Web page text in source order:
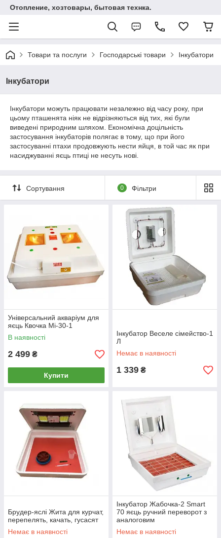
Отопление, хозтовары, бытовая технка.
Товари та послуги Господарські товари Інкубатори
Інкубатори
Інкубатори можуть працювати незалежно від часу року, при
цьому пташенята ніяк не відрізняються від тих, які були
виведені природним шляхом. Економічна доцільність
застосування інкубаторів полягає в тому, що при його
застосуванні птахи продовжують нести яйця, в той час як при
насиджуванні яєць птиці не несуть нові.
Сортування 0 Фільтри
Універсальний акваріум для
яєць Квочка Mi-30-1
В наявності
2 499 ₴
Купити
Інкубатор Веселе сімейство-1
Л
Немає в наявності
1 339 ₴
Брудер-яслі Жита для курчат,
перепелять, качать, гусасят
Немає в наявності
Інкубатор Жабочка-2 Smart
70 яєць ручний переворот з
аналоговим
терморегулятором
Немає в наявності